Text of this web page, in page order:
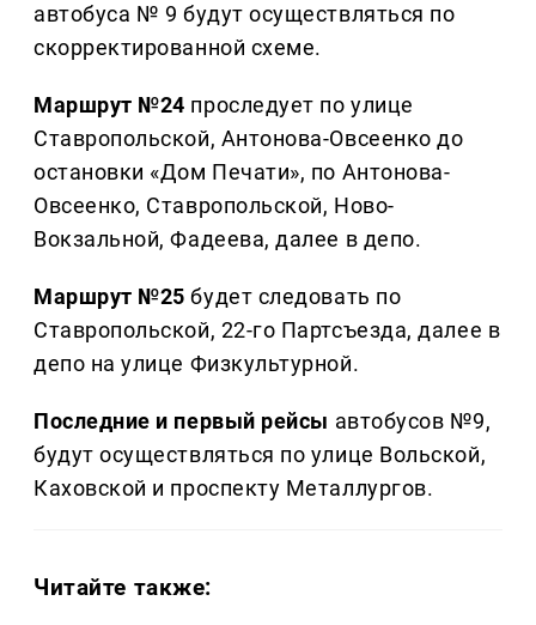
автобуса № 9 будут осуществляться по
скорректированной схеме.
Маршрут №24 проследует по улице
Ставропольской, Антонова-Овсеенко до
остановки «Дом Печати», по Антонова-
Овсеенко, Ставропольской, Ново-
Вокзальной, Фадеева, далее в депо.
Маршрут №25 будет следовать по
Ставропольской, 22-го Партсъезда, далее в
депо на улице Физкультурной.
Последние и первый рейсы автобусов №9,
будут осуществляться по улице Вольской,
Каховской и проспекту Металлургов.
Читайте также: